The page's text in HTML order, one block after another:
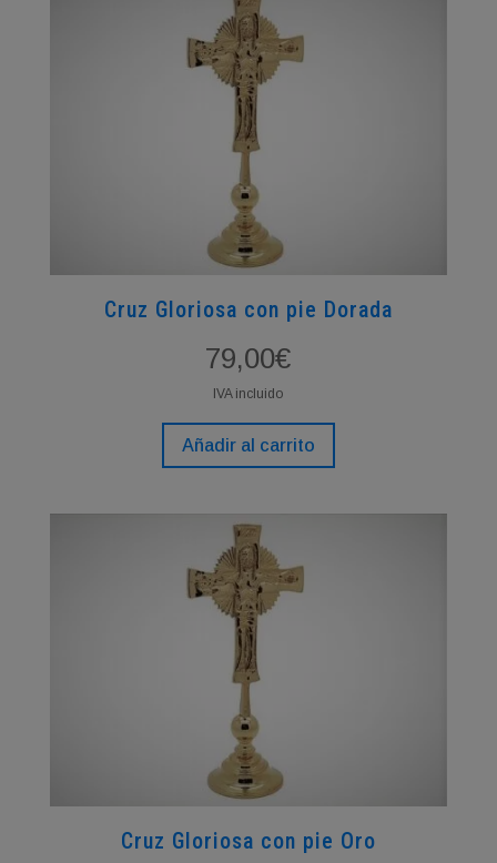
producto
Cruz Gloriosa con pie Dorada
79,00€
IVA incluido
Añadir al carrito
Cruz Gloriosa con pie Oro